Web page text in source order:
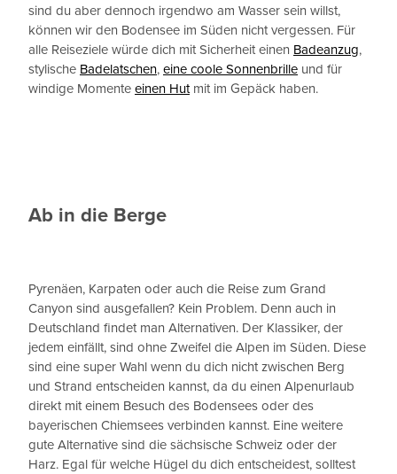
sind du aber dennoch irgendwo am Wasser sein willst,
können wir den Bodensee im Süden nicht vergessen. Für
alle Reiseziele würde dich mit Sicherheit einen Badeanzug,
stylische Badelatschen, eine coole Sonnenbrille und für
windige Momente einen Hutmit im Gepäck haben.
Ab in die Berge
Pyrenäen, Karpaten oder auch die Reise zum Grand
Canyon sind ausgefallen? Kein Problem. Denn auch in
Deutschland findet man Alternativen. Der Klassiker, der
jedem einfällt, sind ohne Zweifel die Alpen im Süden. Diese
sind eine super Wahl wenn du dich nicht zwischen Berg
und Strand entscheiden kannst, da du einen Alpenurlaub
direkt mit einem Besuch des Bodensees oder des
bayerischen Chiemsees verbinden kannst. Eine weitere
gute Alternative sind die sächsische Schweiz oder der
Harz. Egal für welche Hügel du dich entscheidest, solltest